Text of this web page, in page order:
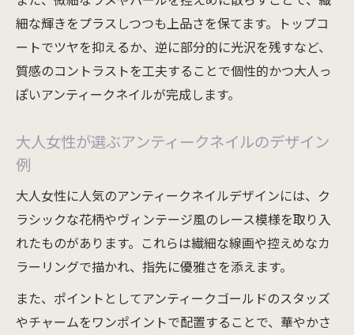
細な輝きをプラスしつつも上品さを保てます。トップコ
ートでツヤを抑えるか、逆に部分的に光沢を残すなど、
質感のコントラストを工夫することで個性的かつ大人っ
ぽいアンティークネイルが完成します。
大人女性が選ぶアンティークネイルのデザイン
例
大人女性に人気のアンティークネイルデザインには、ク
ラシックな花柄やヴィンテージ風のレース模様を取り入
れたものがあります。これらは繊細な線画や控えめなカ
ラーリングで描かれ、指先に優雅さを添えます。
また、ポイントとしてアンティークゴールドのスタッズ
やチャームをワンポイントで配置することで、華やかさ